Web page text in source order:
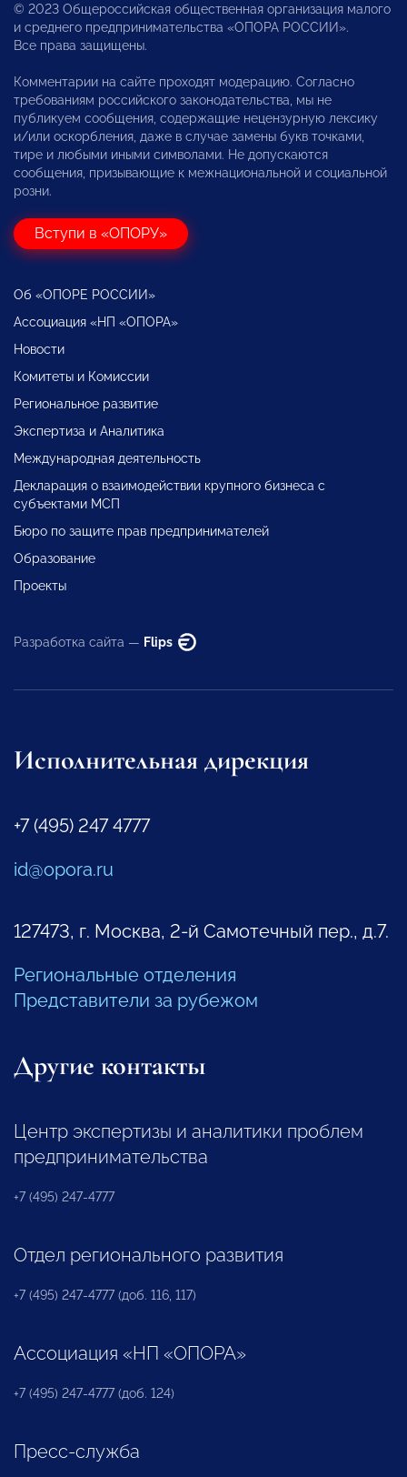
© 2023 Общероссийская общественная организация малого
и среднего предпринимательства «ОПОРА РОССИИ».
Все права защищены.
Комментарии на сайте проходят модерацию. Согласно
требованиям российского законодательства, мы не
публикуем сообщения, содержащие нецензурную лексику
и/или оскорбления, даже в случае замены букв точками,
тире и любыми иными символами. Не допускаются
сообщения, призывающие к межнациональной и социальной
розни.
Вступи в «ОПОРУ»
Об «ОПОРЕ РОССИИ»
Ассоциация «НП «ОПОРА»
Новости
Комитеты и Комиссии
Региональное развитие
Экспертиза и Аналитика
Международная деятельность
Декларация о взаимодействии крупного бизнеса с
субъектами МСП
Бюро по защите прав предпринимателей
Образование
Проекты
Разработка сайта — Flips
Исполнительная дирекция
+7 (495) 247 4777
id@opora.ru
127473, г. Москва, 2-й Самотечный пер., д.7.
Региональные отделения
Представители за рубежом
Другие контакты
Центр экспертизы и аналитики проблем
предпринимательства
+7 (495) 247-4777
Отдел регионального развития
+7 (495) 247-4777 (доб. 116, 117)
Ассоциация «НП «ОПОРА»
+7 (495) 247-4777 (доб. 124)
Пресс-служба